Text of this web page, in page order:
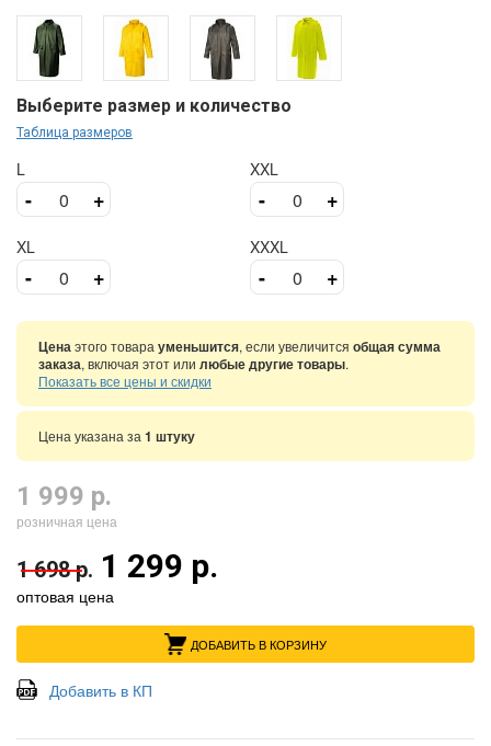
Выберите размер и количество
Таблица размеров
L
- +
XL
- +
XXL
- +
XXXL
- +
Ценаэтого товара уменьшится, если увеличится общая сумма
заказа, включая этот или любые другие товары.
Показать все цены и скидки
Цена указана за 1 штуку
1 999 р.
розничная цена
1 698 р. 1 299 р.
оптовая цена
ДОБАВИТЬ В КОРЗИНУ
Добавить в КП